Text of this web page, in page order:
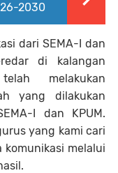
2030
dari SEMA-I dan
di kalangan
melakukan
yang dilakukan
I dan KPUM.
yang kami cari
melalui